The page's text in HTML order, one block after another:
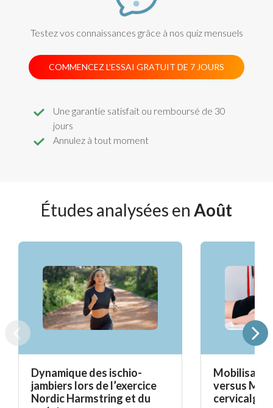
Testez vos connaissances grâce à nos quiz mensuels
COMMENCEZ L’ESSAI GRATUIT DE 7 JOURS
Une garantie satisfait ou remboursé de 30
jours
Annulez à tout moment
Études analysées en Août
Dynamique des ischio-
jambiers lors de l’exercice
Nordic Harmstring et du
versus
cervicalgie